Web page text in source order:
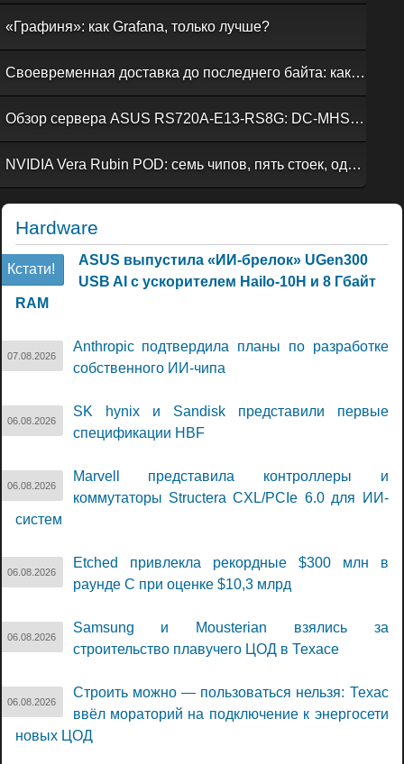
«Графиня»: как Grafana, только лучше?
Своевременная доставка до последнего байта: как российская сеть Curator CDN совмещает скорость, безопасность и гибкость управления
Обзор сервера ASUS RS720A-E13-RS8G: DC-MHS во всей красе
NVIDIA Vera Rubin POD: семь чипов, пять стоек, один ИИ-суперкомпьютер
Hardware
Кстати!
ASUS выпустила «ИИ-брелок» UGen300
USB AI с ускорителем Hailo-10H и 8 Гбайт
RAM
07.08.2026
Anthropic подтвердила планы по разработке
собственного ИИ-чипа
06.08.2026
SK hynix и Sandisk представили первые
спецификации HBF
06.08.2026
Marvell представила контроллеры и
коммутаторы Structera CXL/PCIe 6.0 для ИИ-
систем
06.08.2026
Etched привлекла рекордные $300 млн в
раунде C при оценке $10,3 млрд
06.08.2026
Samsung и Mousterian взялись за
строительство плавучего ЦОД в Техасе
06.08.2026
Строить можно — пользоваться нельзя: Техас
ввёл мораторий на подключение к энергосети
новых ЦОД